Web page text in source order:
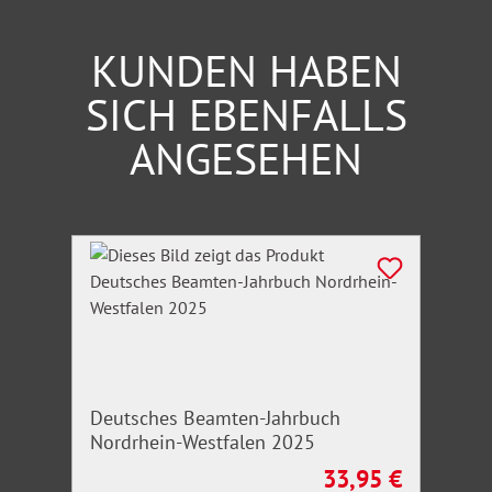
KUNDEN HABEN
SICH EBENFALLS
ANGESEHEN
Produktgalerie überspringen
Deutsches Beamten-Jahrbuch
Nordrhein-Westfalen 2025
Regulärer Preis:
33,95 €